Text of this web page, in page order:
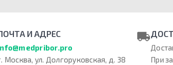
И АДРЕС
Москва, ул. Долгоруковская, д. 38
При